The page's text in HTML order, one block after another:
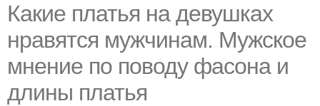
Какие платья на девушках
нравятся мужчинам. Мужское
мнение по поводу фасона и
длины платья